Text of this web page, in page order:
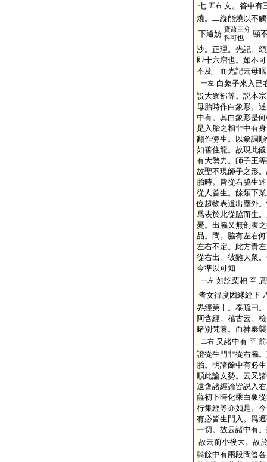
七 五右 文。答中有
燒。二縱能燒以不
下通妨 寶疏三分
科可也
顯
沙。正理。光記。
即十六増也。如不
不及 而光記云母眠
一左 白象子來入
説大衆部等。説本
母胎時作白象形。
中有。其白象形是
是入胎之相非中有
翻作傍生。以象調
如善住龍。故現此
有大勢力。師子王
故聖不現師子之形
胎時。皆從右脇生
從人首生。餘類下
位超物表道出塵外
爲表於此從脇而生
憂。出脇又無剖腹
品。問。脇有左右
左右不定。此方貴
從右出。彼雖大衆
今準以可知
一左 如訖栗枳 至
者女得度因縁經下
界經第十。泰疏曰
阿含經。稽古云。
睹別梵篋。而神泰
二右 又諸中有 至
證從生門非從右脇
胎。明諸餘中有必
順此論文勢。云又
遠會諸經論皆説入
薩初下時化乘白象
行集經等亦如是。
有必皆生門入。爲
一切。故云諸中有
故云前小後大。故
與餘中有兩段問答